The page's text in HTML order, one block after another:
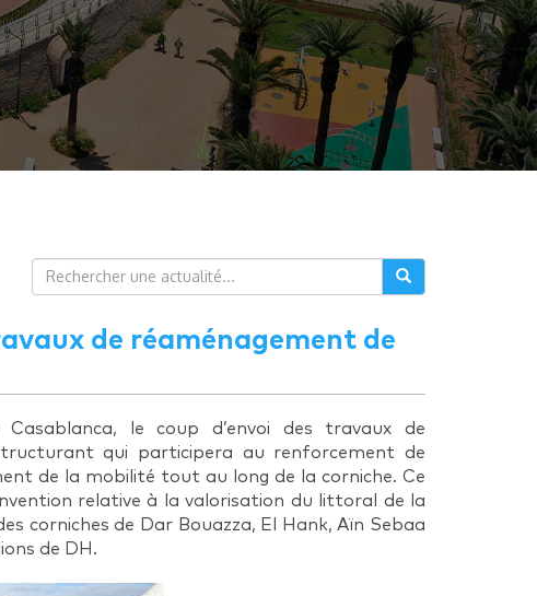
de réaménagement de
le coup d’envoi des travaux de
qui participera au renforcement de
de la mobilité tout au long de la corniche. Ce
relative à la valorisation du littoral de la
corniches de Dar Bouazza, El Hank, Aïn Sebaa
de DH.